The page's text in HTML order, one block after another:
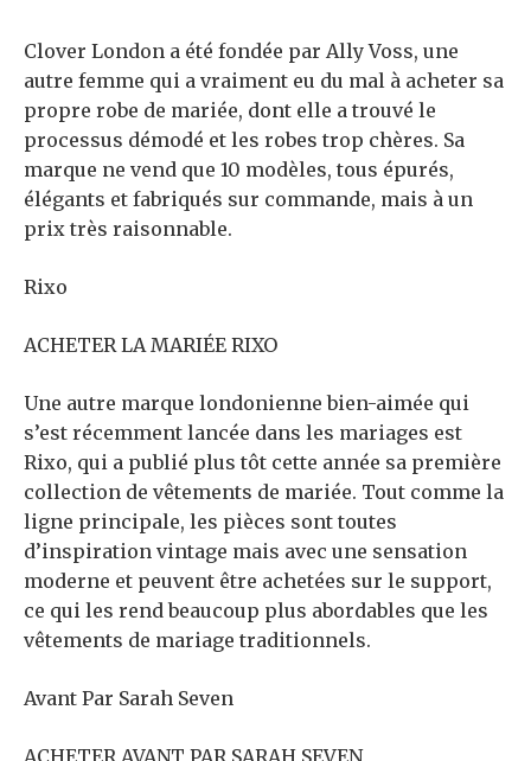
Clover London a été fondée par Ally Voss, une
autre femme qui a vraiment eu du mal à acheter sa
propre robe de mariée, dont elle a trouvé le
processus démodé et les robes trop chères. Sa
marque ne vend que 10 modèles, tous épurés,
élégants et fabriqués sur commande, mais à un
prix très raisonnable.
Rixo
ACHETER LA MARIÉE RIXO
Une autre marque londonienne bien-aimée qui
s’est récemment lancée dans les mariages est
Rixo, qui a publié plus tôt cette année sa première
collection de vêtements de mariée. Tout comme la
ligne principale, les pièces sont toutes
d’inspiration vintage mais avec une sensation
moderne et peuvent être achetées sur le support,
ce qui les rend beaucoup plus abordables que les
vêtements de mariage traditionnels.
Avant Par Sarah Seven